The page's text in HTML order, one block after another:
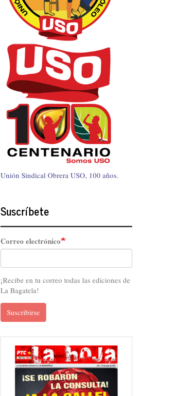
Unión Sindical Obrera USO, 100 años.
Suscríbete
Correo electrónico
¡Recibe en tu correo todas las ediciones de
La Bagatela!
Suscribirse